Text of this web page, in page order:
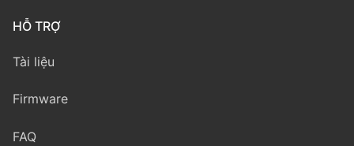
HỖ TRỢ
Tài liệu
Firmware
FAQ